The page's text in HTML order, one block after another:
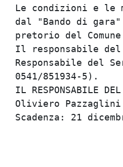
Le condizioni e
dal "Bando di
pretorio del
Il
IL